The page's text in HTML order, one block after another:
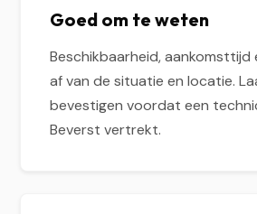
Goed om te weten
Beschikbaarheid, aankomsttijd
af van de situatie en locatie.
bevestigen voordat een
Beverst vertrekt.